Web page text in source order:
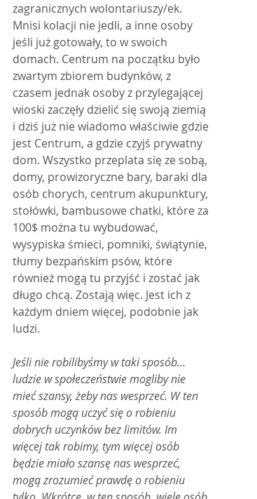
zagranicznych wolontariuszy/ek.
Mnisi kolacji nie jedli, a inne osoby
jeśli już gotowały, to w swoich
domach. Centrum na początku było
zwartym zbiorem budynków, z
czasem jednak osoby z przylegającej
wioski zaczęły dzielić się swoją ziemią
i dziś już nie wiadomo właściwie gdzie
jest Centrum, a gdzie czyjś prywatny
dom. Wszystko przeplata się ze sobą,
domy, prowizoryczne bary, baraki dla
osób chorych, centrum akupunktury,
stołówki, bambusowe chatki, które za
100$ można tu wybudować,
wysypiska śmieci, pomniki, świątynie,
tłumy bezpańskim psów, które
również mogą tu przyjść i zostać jak
długo chcą. Zostają więc. Jest ich z
każdym dniem więcej, podobnie jak
ludzi.
Jeśli nie robilibyśmy w taki sposób…
ludzie w społeczeństwie mogliby nie
mieć szansy, żeby nas wesprzeć. W ten
sposób mogą uczyć się o robieniu
dobrych uczynków bez limitów. Im
więcej tak robimy, tym więcej osób
będzie miało szansę nas wesprzeć,
mogą zrozumieć prawdę o robieniu